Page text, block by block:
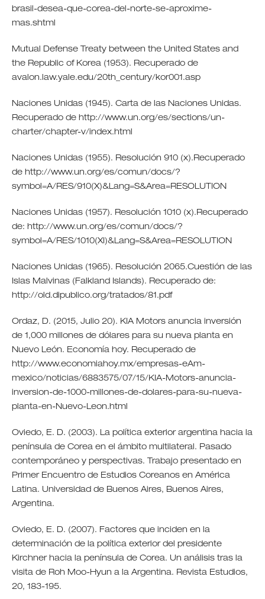
brasil-desea-que-corea-del-norte-se-aproxime-
mas.shtml
Mutual Defense Treaty between the United States and
the Republic of Korea (1953). Recuperado de
avalon.law.yale.edu/20th_century/kor001.asp
Naciones Unidas (1945). Carta de las Naciones Unidas.
Recuperado de http://www.un.org/es/sections/un-
charter/chapter-v/index.html
Naciones Unidas (1955). Resolución 910 (x).Recuperado
de http://www.un.org/es/comun/docs/?
symbol=A/RES/910(X)&Lang=S&Area=RESOLUTION
Naciones Unidas (1957). Resolución 1010 (x).Recuperado
de: http://www.un.org/es/comun/docs/?
symbol=A/RES/1010(XI)&Lang=S&Area=RESOLUTION
Naciones Unidas (1965). Resolución 2065.Cuestión de las
Islas Malvinas (Falkland Islands). Recuperado de:
http://old.dipublico.org/tratados/81.pdf
Ordaz, D. (2015, Julio 20). KIA Motors anuncia inversión
de 1,000 millones de dólares para su nueva planta en
Nuevo León. Economía hoy. Recuperado de
http://www.economiahoy.mx/empresas-eAm-
mexico/noticias/6883575/07/15/KIA-Motors-anuncia-
inversion-de-1000-millones-de-dolares-para-su-nueva-
planta-en-Nuevo-Leon.html
Oviedo, E. D. (2003). La política exterior argentina hacia la
península de Corea en el ámbito multilateral. Pasado
contemporáneo y perspectivas. Trabajo presentado en
Primer Encuentro de Estudios Coreanos en América
Latina. Universidad de Buenos Aires, Buenos Aires,
Argentina.
Oviedo, E. D. (2007). Factores que inciden en la
determinación de la política exterior del presidente
Kirchner hacia la península de Corea. Un análisis tras la
visita de Roh Moo-Hyun a la Argentina. Revista Estudios,
20, 183-195.